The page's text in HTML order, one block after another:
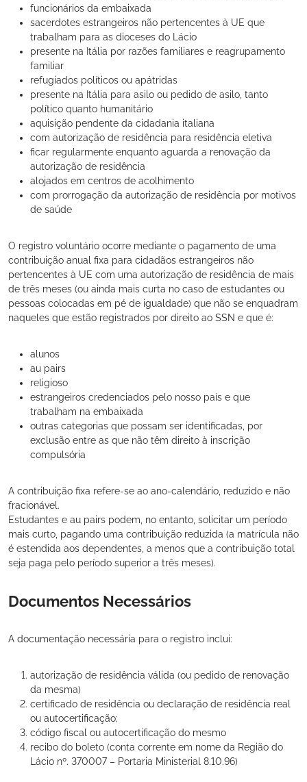
funcionários da embaixada
sacerdotes estrangeiros não pertencentes à UE que
trabalham para as dioceses do Lácio
presente na Itália por razões familiares e reagrupamento
familiar
refugiados políticos ou apátridas
presente na Itália para asilo ou pedido de asilo, tanto
político quanto humanitário
aquisição pendente da cidadania italiana
com autorização de residência para residência eletiva
ficar regularmente enquanto aguarda a renovação da
autorização de residência
alojados em centros de acolhimento
com prorrogação da autorização de residência por motivos
de saúde
O registro voluntário ocorre mediante o pagamento de uma
contribuição anual fixa para cidadãos estrangeiros não
pertencentes à UE com uma autorização de residência de mais
de três meses (ou ainda mais curta no caso de estudantes ou
pessoas colocadas em pé de igualdade) que não se enquadram
naqueles que estão registrados por direito ao SSN e que é:
alunos
au pairs
religioso
estrangeiros credenciados pelo nosso país e que
trabalham na embaixada
outras categorias que possam ser identificadas, por
exclusão entre as que não têm direito à inscrição
compulsória
A contribuição fixa refere-se ao ano-calendário, reduzido e não
fracionável.
Estudantes e au pairs podem, no entanto, solicitar um período
mais curto, pagando uma contribuição reduzida (a matrícula não
é estendida aos dependentes, a menos que a contribuição total
seja paga pelo período superior a três meses).
Documentos Necessários
A documentação necessária para o registro inclui:
autorização de residência válida (ou pedido de renovação
da mesma)
certificado de residência ou declaração de residência real
ou autocertificação;
código fiscal ou autocertificação do mesmo
recibo do boleto (conta corrente em nome da Região do
Lácio nº. 370007 – Portaria Ministerial 8.10.96)